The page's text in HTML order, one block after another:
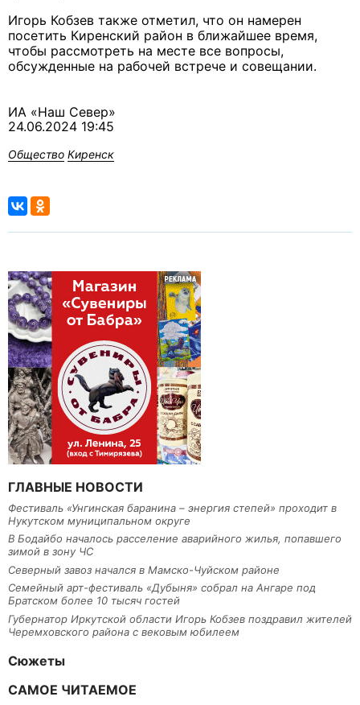
Игорь Кобзев также отметил, что он намерен
посетить Киренский район в ближайшее время,
чтобы рассмотреть на месте все вопросы,
обсужденные на рабочей встрече и совещании.
ИА «Наш Север»
24.06.2024 19:45
Общество Киренск
ГЛАВНЫЕ НОВОСТИ
Фестиваль «Унгинская баранина – энергия степей» проходит в
Нукутском муниципальном округе
В Бодайбо началось расселение аварийного жилья, попавшего
зимой в зону ЧС
Северный завоз начался в Мамско-Чуйском районе
Семейный арт-фестиваль «Дубыня» собрал на Ангаре под
Братском более 10 тысяч гостей
Губернатор Иркутской области Игорь Кобзев поздравил жителей
Черемховского района с вековым юбилеем
Сюжеты
САМОЕ ЧИТАЕМОЕ